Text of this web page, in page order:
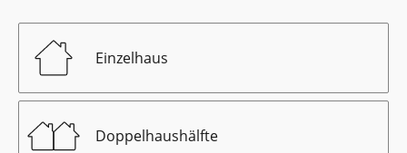
Einzelhaus
Doppelhaushälfte